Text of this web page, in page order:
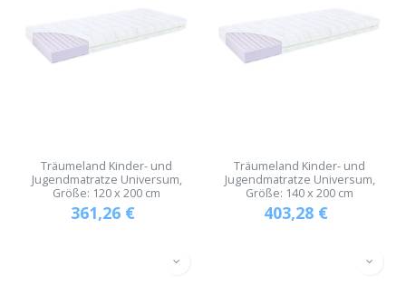
Träumeland Kinder- und
Jugendmatratze Universum,
Größe: 120 x 200 cm
361,26 €
Träumeland Kinder- und
Jugendmatratze Universum,
Größe: 140 x 200 cm
403,28 €